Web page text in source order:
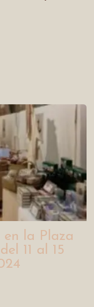
la Plaza
11 al 15